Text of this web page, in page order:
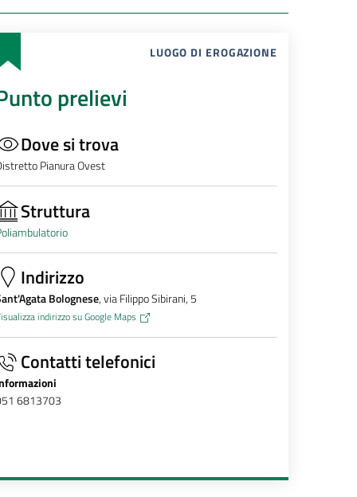
LUOGO DI EROGAZIONE
prelievi
Dove si trova
Pianura Ovest
Struttura
Indirizzo
Bolognese, via Filippo Sibirani, 5
indirizzo su Google Maps
Contatti telefonici
6813703